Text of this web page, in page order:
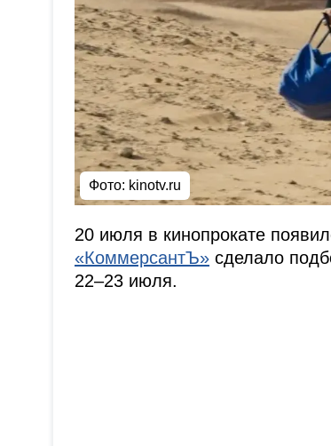
Фото: kinotv.ru
20 июля в кинопрокате
«КоммерсантЪ» сделало
22–23 июля.